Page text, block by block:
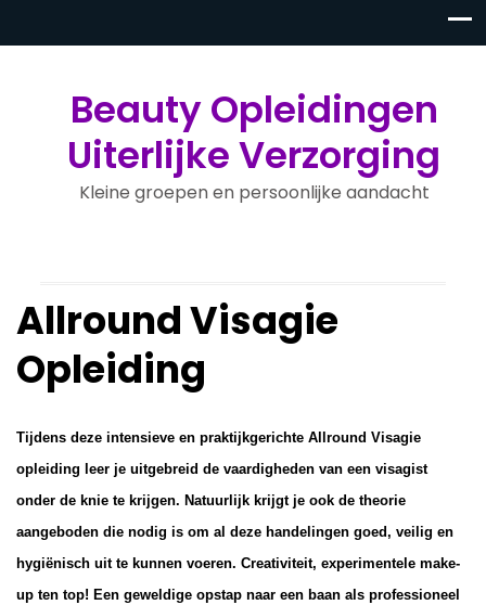
Beauty Opleidingen
Uiterlijke Verzorging
Kleine groepen en persoonlijke aandacht
Allround Visagie
Opleiding
Tijdens deze intensieve en praktijkgerichte Allround Visagie
opleiding leer je uitgebreid de vaardigheden van een visagist
onder de knie te krijgen. Natuurlijk krijgt je ook de theorie
aangeboden die nodig is om al deze handelingen goed, veilig en
hygiënisch uit te kunnen voeren. Creativiteit, experimentele make-
up ten top! Een geweldige opstap naar een baan als professioneel